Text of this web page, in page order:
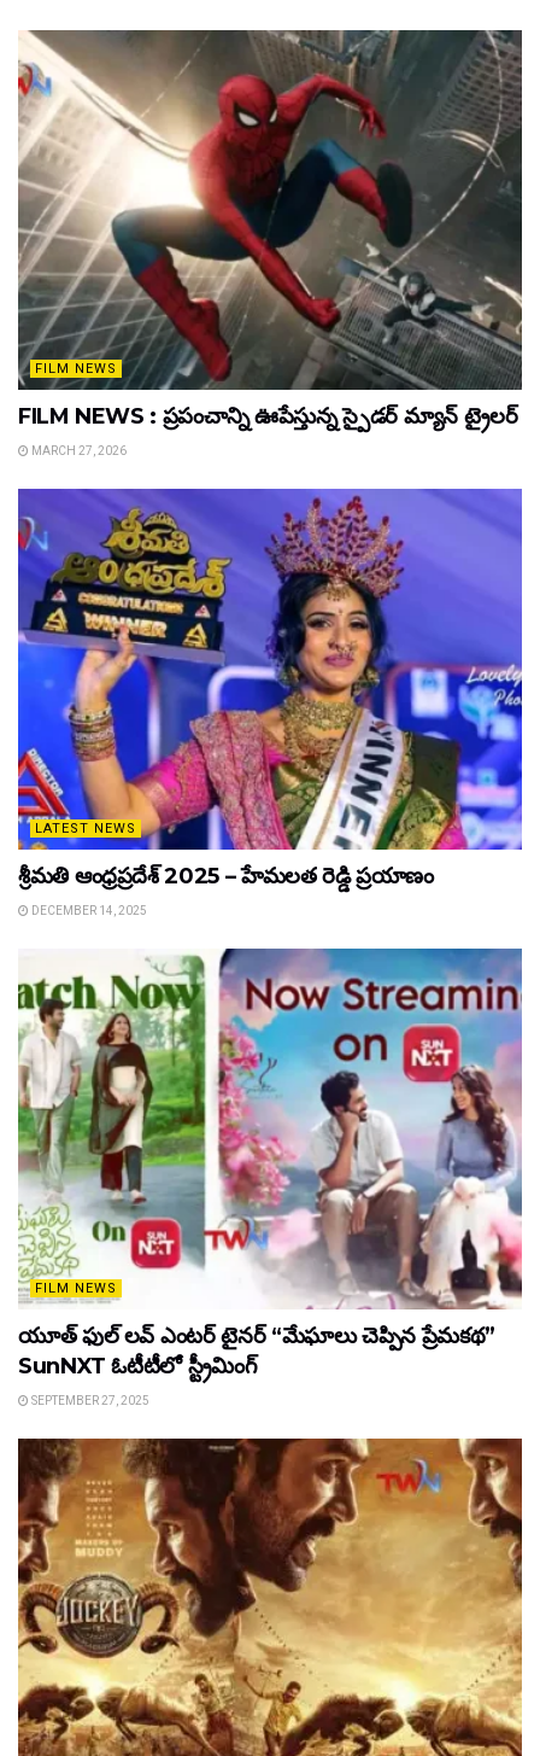
FILM NEWS
FILM NEWS : ప్రపంచాన్ని ఊపేస్తున్న స్పైడర్ మ్యాన్ ట్రైలర్
MARCH 27, 2026
LATEST NEWS
శ్రీమతి ఆంధ్రప్రదేశ్ 2025 – హేమలత రెడ్డి ప్రయాణం
DECEMBER 14, 2025
FILM NEWS
యూత్ ఫుల్ లవ్ ఎంటర్ టైనర్ “మేఘాలు చెప్పిన ప్రేమకథ”
SunNXT ఓటీటీలో స్ట్రీమింగ్
SEPTEMBER 27, 2025